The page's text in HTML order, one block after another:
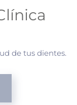
de tus dientes.